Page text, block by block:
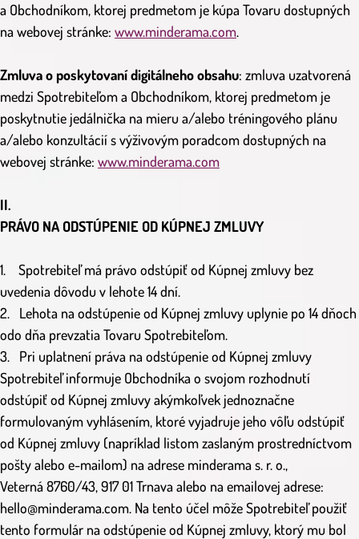
a Obchodníkom, ktorej predmetom je kúpa Tovaru dostupných
na webovej stránke: www.minderama.com.
Zmluva o poskytovaní digitálneho obsahu: zmluva uzatvorená
medzi Spotrebiteľom a Obchodníkom, ktorej predmetom je
poskytnutie jedálnička na mieru a/alebo tréningového plánu
a/alebo konzultácií s výživovým poradcom dostupných na
webovej stránke: www.minderama.com
II.
PRÁVO NA ODSTÚPENIE OD KÚPNEJ ZMLUVY
1. Spotrebiteľ má právo odstúpiť od Kúpnej zmluvy bez
uvedenia dôvodu v lehote 14 dní.
2. Lehota na odstúpenie od Kúpnej zmluvy uplynie po 14 dňoch
odo dňa prevzatia Tovaru Spotrebiteľom.
3. Pri uplatnení práva na odstúpenie od Kúpnej zmluvy
Spotrebiteľ informuje Obchodníka o svojom rozhodnutí
odstúpiť od Kúpnej zmluvy akýmkoľvek jednoznačne
formulovaným vyhlásením, ktoré vyjadruje jeho vôľu odstúpiť
od Kúpnej zmluvy (napríklad listom zaslaným prostredníctvom
pošty alebo e-mailom) na adrese minderama s. r. o.,
Veterná 8760/43, 917 01 Trnava alebo na emailovej adrese:
hello@minderama.com. Na tento účel môže Spotrebiteľ použiť
tento formulár na odstúpenie od Kúpnej zmluvy, ktorý mu bol